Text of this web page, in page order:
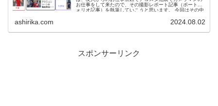
お仕事をして来たので、その撮影レポート記事（ポートフ
ォリオ記事）を執筆していこうと思います。 今回はその中
ashirika.com 2024.08.02
スポンサーリンク